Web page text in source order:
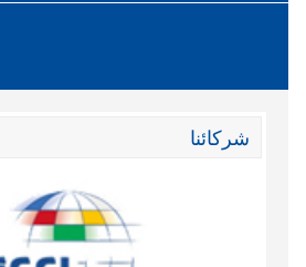
شركائنا